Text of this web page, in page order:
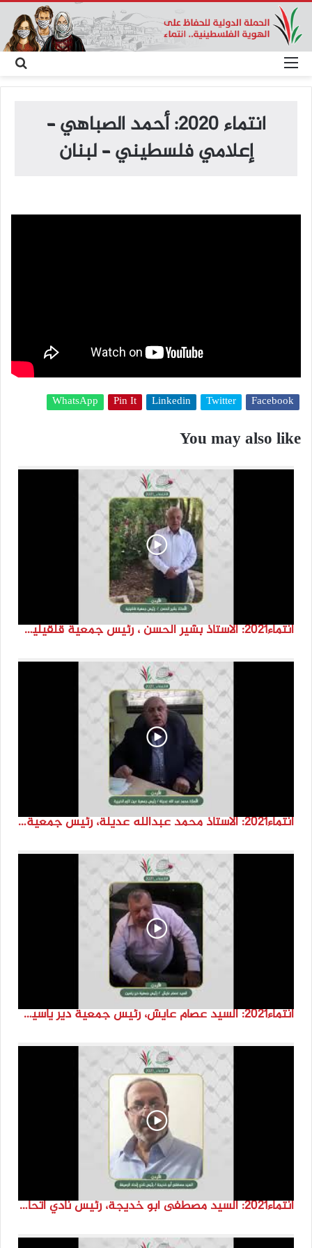
عن
انتماء 2020: أحمد الصباهي –
إعلامي فلسطيني – لبنان
Facebook
Twitter
Linkedin
Pin It
WhatsApp
You may also like
انتماء2021: الاستاذ بشير الحسن ، رئيس جمعية قلقيلية، لاردن
انتماء2021: الاستاذ محمد عبدالله عديلة، رئيس جمعية عين كارم الخيرية، الاردن
انتماء2021: السيد عصام عايش، رئيس جمعية دير ياسين، الاردن
انتماء2021: السيد مصطفى ابو خديجة، رئيس نادي اتحاد الرصيفة،الاردن